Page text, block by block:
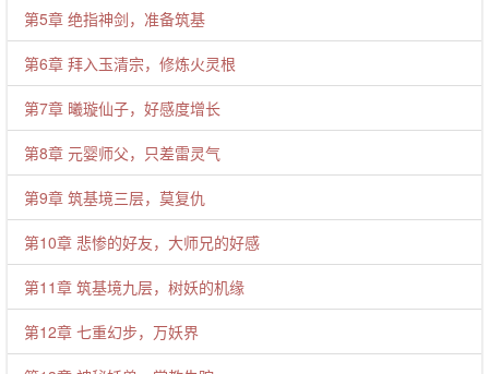
第5章 绝指神剑，准备筑基
第6章 拜入玉清宗，修炼火灵根
第7章 曦璇仙子，好感度增长
第8章 元婴师父，只差雷灵气
第9章 筑基境三层，莫复仇
第10章 悲惨的好友，大师兄的好感
第11章 筑基境九层，树妖的机缘
第12章 七重幻步，万妖界